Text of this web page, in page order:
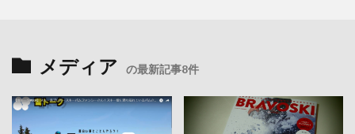
メディア の最新記事8件